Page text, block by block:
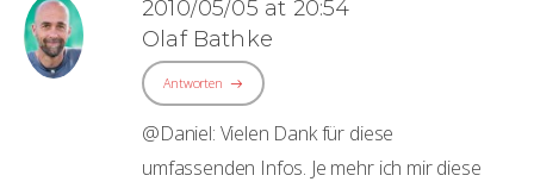
2010/05/05 at 20:54
Olaf Bathke
Antworten
@Daniel: Vielen Dank für diese
umfassenden Infos. Je mehr ich mir diese